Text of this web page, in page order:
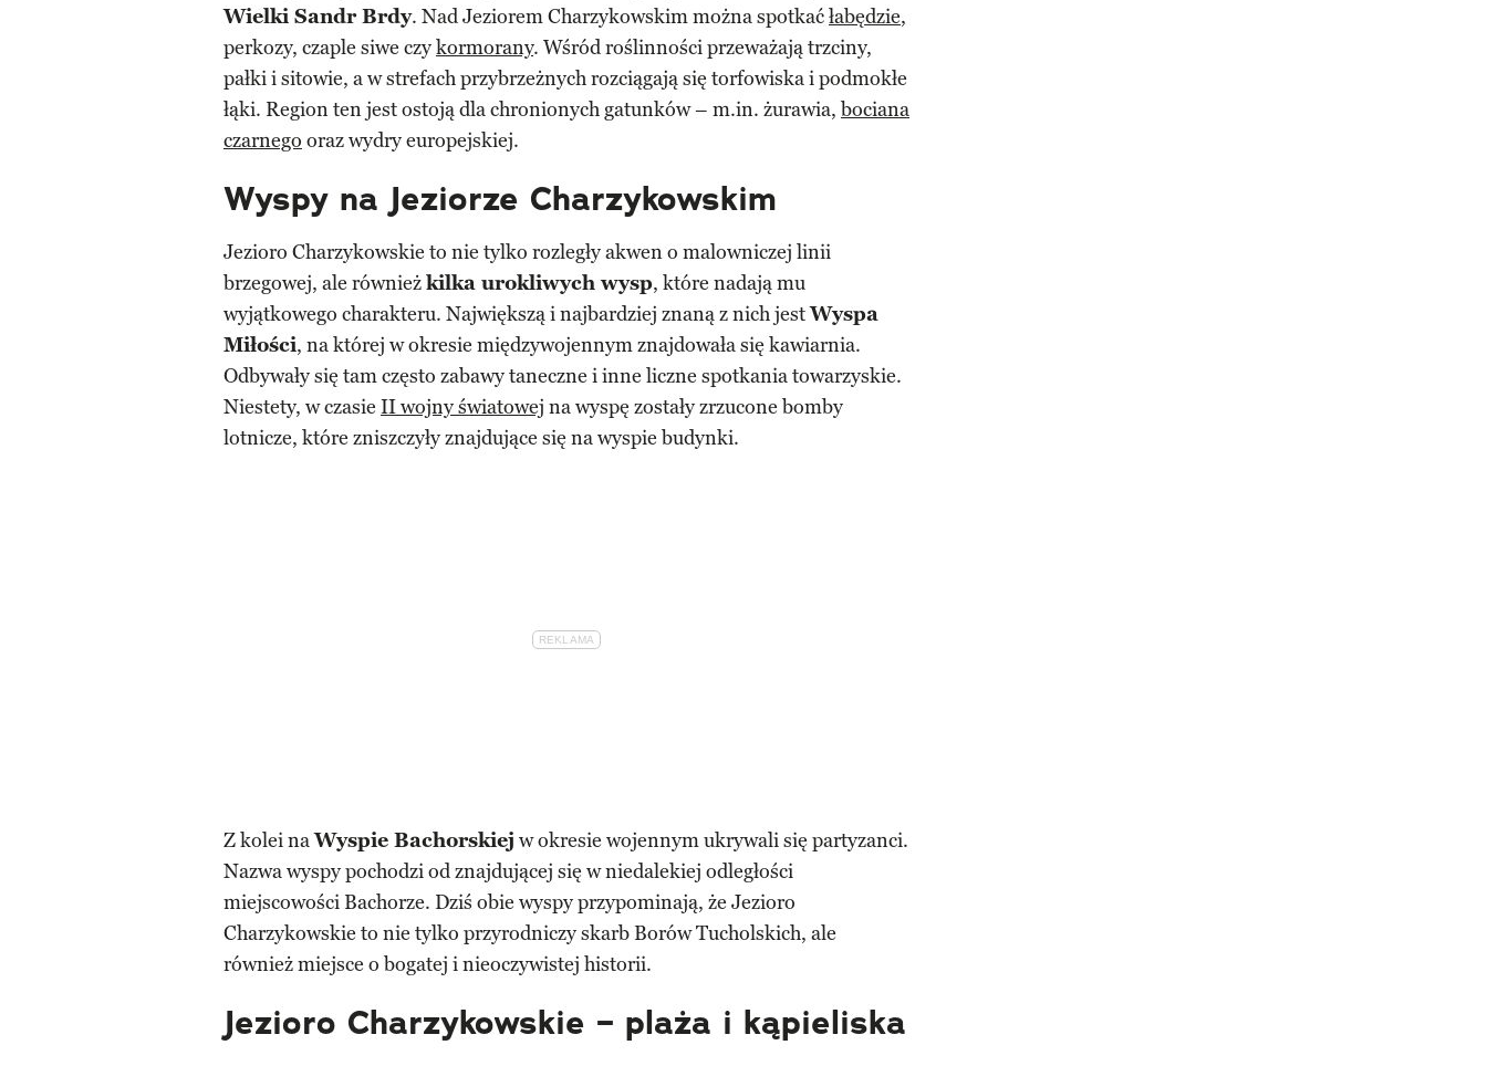
Wielki Sandr Brdy. Nad Jeziorem Charzykowskim można spotkaćłabędzie,
perkozy, czaple siwe czykormorany. Wśród roślinności przeważają trzciny,
pałki i sitowie, a w strefach przybrzeżnych rozciągają się torfowiska i podmokłe
łąki. Region ten jest ostoją dla chronionych gatunków – m.in. żurawia, bociana
czarnego oraz wydry europejskiej.
Wyspy na Jeziorze Charzykowskim
Jezioro Charzykowskie to nie tylko rozległy akwen o malowniczej linii
brzegowej, ale równieżkilka urokliwych wysp, które nadają mu
wyjątkowego charakteru. Największą i najbardziej znaną z nich jestWyspa
Miłości, na której w okresie międzywojennym znajdowała się kawiarnia.
Odbywały się tam często zabawy taneczne i inne liczne spotkania towarzyskie.
Niestety, w czasie II wojny światowej na wyspę zostały zrzucone bomby
lotnicze, które zniszczyły znajdujące się na wyspie budynki.
Z kolei naWyspie Bachorskiej w okresie wojennym ukrywali się partyzanci.
Nazwa wyspy pochodzi od znajdującej się w niedalekiej odległości
miejscowości Bachorze. Dziś obie wyspy przypominają, że Jezioro
Charzykowskie to nie tylko przyrodniczy skarb Borów Tucholskich, ale
również miejsce o bogatej i nieoczywistej historii.
Jezioro Charzykowskie – plaża i kąpieliska